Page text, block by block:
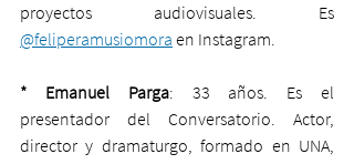
@feliperamusiomora en Instagram.
* Emanuel Parga: 33 años. Es el
presentador del Conversatorio. Actor,
director y dramaturgo, formado en UNA,